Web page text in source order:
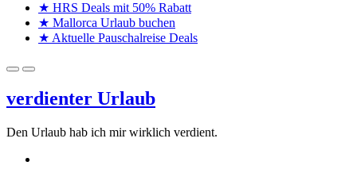
★ HRS Deals mit 50% Rabatt
★ Mallorca Urlaub buchen
★ Aktuelle Pauschalreise Deals
verdienter Urlaub
Den Urlaub hab ich mir wirklich verdient.